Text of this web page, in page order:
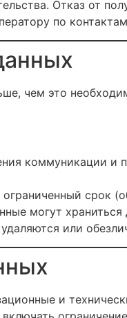
Отказ от
по
чем это
коммуникации и
срок
могут
или
и